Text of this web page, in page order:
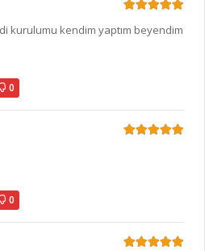
kurulumu kendim yaptım beyendim
0
0